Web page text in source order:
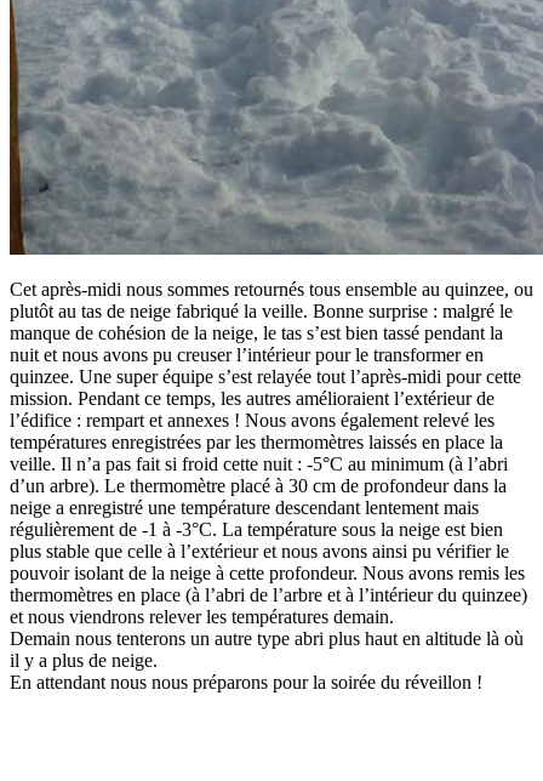
Cet après-midi nous sommes retournés tous ensemble au quinzee, ou
plutôt au tas de neige fabriqué la veille. Bonne surprise : malgré le
manque de cohésion de la neige, le tas s’est bien tassé pendant la
nuit et nous avons pu creuser l’intérieur pour le transformer en
quinzee. Une super équipe s’est relayée tout l’après-midi pour cette
mission. Pendant ce temps, les autres amélioraient l’extérieur de
l’édifice : rempart et annexes ! Nous avons également relevé les
températures enregistrées par les thermomètres laissés en place la
veille. Il n’a pas fait si froid cette nuit : -5°C au minimum (à l’abri
d’un arbre). Le thermomètre placé à 30 cm de profondeur dans la
neige a enregistré une température descendant lentement mais
régulièrement de -1 à -3°C. La température sous la neige est bien
plus stable que celle à l’extérieur et nous avons ainsi pu vérifier le
pouvoir isolant de la neige à cette profondeur. Nous avons remis les
thermomètres en place (à l’abri de l’arbre et à l’intérieur du quinzee)
et nous viendrons relever les températures demain.
Demain nous tenterons un autre type abri plus haut en altitude là où
il y a plus de neige.
En attendant nous nous préparons pour la soirée du réveillon !